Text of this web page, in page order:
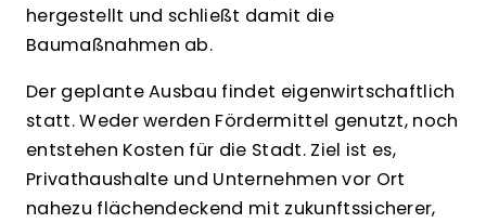
hergestellt und schließt damit die
Baumaßnahmen ab.
Der geplante Ausbau findet eigenwirtschaftlich
statt. Weder werden Fördermittel genutzt, noch
entstehen Kosten für die Stadt. Ziel ist es,
Privathaushalte und Unternehmen vor Ort
nahezu flächendeckend mit zukunftssicherer,